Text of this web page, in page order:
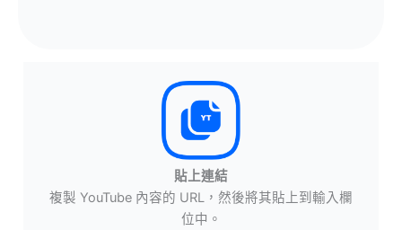
貼上連結
複製 YouTube 內容的 URL，然後將其貼上到輸入欄
位中。